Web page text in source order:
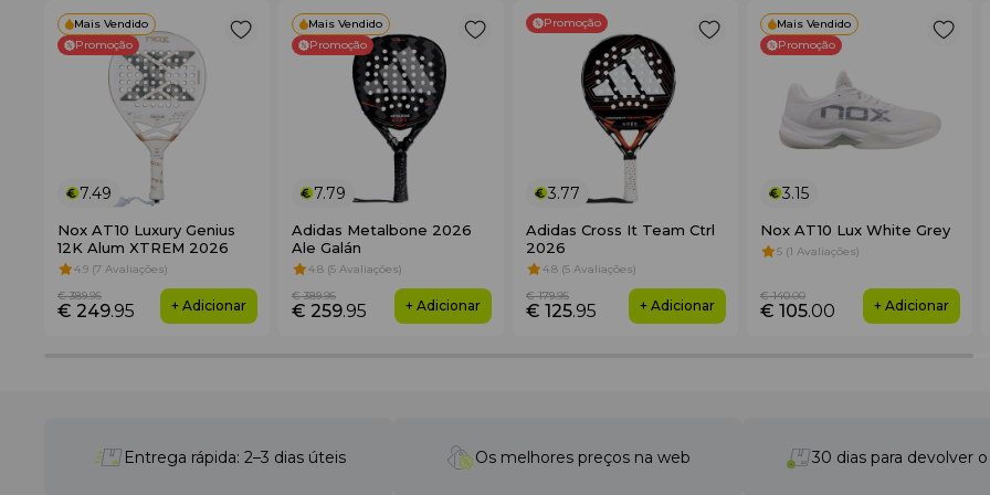
Mais Vendido
Promoção
7.49
Nox AT10 Luxury Genius
12K Alum XTREM 2026
4.9 (7 Avaliações)
€ 249.95
€ 389.95
+ Adicionar
Mais Vendido
Promoção
7.79
Adidas Metalbone 2026
Ale Galán
4.8 (5 Avaliações)
€ 259.95
€ 389.95
+ Adicionar
Promoção
3.77
Adidas Cross It Team Ctrl
2026
4.8 (5 Avaliações)
€ 125.95
€ 179.95
+ Adicionar
Mais Vendido
Promoção
3.15
Nox AT10 Lux White Grey
5 (1 Avaliações)
€ 105.00
€ 140.00
+ Adicionar
Entrega rápida: 2–3 dias úteis Os melhores preços na web 30 dias para devolver